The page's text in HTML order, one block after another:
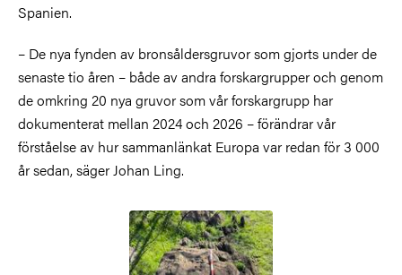
Spanien.
– De nya fynden av bronsåldersgruvor som gjorts under de
senaste tio åren – både av andra forskargrupper och genom
de omkring 20 nya gruvor som vår forskargrupp har
dokumenterat mellan 2024 och 2026 – förändrar vår
förståelse av hur sammanlänkat Europa var redan för 3 000
år sedan, säger Johan Ling.
Bild